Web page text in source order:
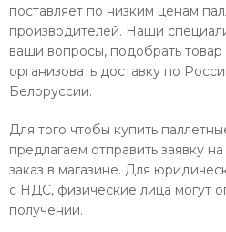
поставляет по низким ценам
производителей. Наши
ваши вопросы, подобрать
организовать доставку по
Белоруссии.
Для того чтобы купить
предлагаем отправить заявку
заказ в магазине. Для
с НДС, физические лица могут
получении.